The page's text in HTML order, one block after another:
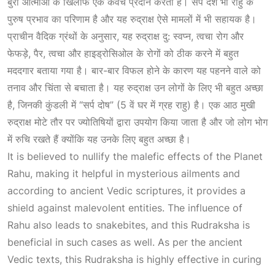
पुरुष प्रभाव का परिणाम है और यह रुद्राक्ष ऐसे मामलों में भी सहायक है।
प्राचीन वैदिक ग्रंथों के अनुसार, यह रुद्राक्ष दु: स्वप्न, त्वचा रोग और
फेफड़े, पैर, त्वचा और हाइड्रोसिओल के रोगों को ठीक करने में बहुत
मददगार बताया गया है। बार-बार विफल होने के कारण यह पहनने वाले को
तनाव और चिंता से बचाता है। यह रुद्राक्ष उन लोगों के लिए भी बहुत अच्छा
है, जिनकी कुंडली में “सर्प दोष” (5 वें घर में ग्रह राहु) है। एक आठ मुखी
रुद्राक्ष मोटे तौर पर ज्योतिषियों द्वारा उपयोग किया जाता है और जो लोग भोग
में रुचि रखते हैं क्योंकि यह उनके लिए बहुत अच्छा है।
It is believed to nullify the malefic effects of the Planet
Rahu, making it helpful in mysterious ailments and
according to ancient Vedic scriptures, it provides a
shield against malevolent entities. The influence of
Rahu also leads to snakebites, and this Rudraksha is
beneficial in such cases as well. As per the ancient
Vedic texts, this Rudraksha is highly effective in curing